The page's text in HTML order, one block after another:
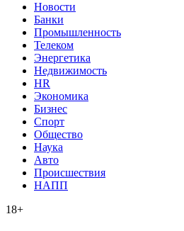
Новости
Банки
Промышленность
Телеком
Энергетика
Недвижимость
HR
Экономика
Бизнес
Спорт
Общество
Наука
Авто
Происшествия
НАПП
18+